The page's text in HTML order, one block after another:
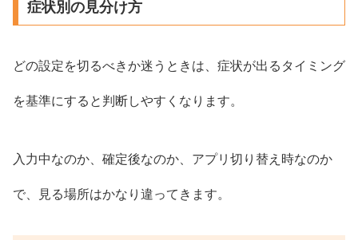
症状別の見分け方
どの設定を切るべきか迷うときは、症状が出るタイミング
を基準にすると判断しやすくなります。
入力中なのか、確定後なのか、アプリ切り替え時なのか
で、見る場所はかなり違ってきます。